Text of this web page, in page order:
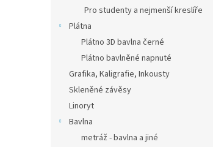
Pro studenty a nejmenší kreslíře
Plátna
Plátno 3D bavlna černé
Plátno bavlněné napnuté
Grafika, Kaligrafie, Inkousty
Skleněné závěsy
Linoryt
Bavlna
metráž - bavlna a jiné